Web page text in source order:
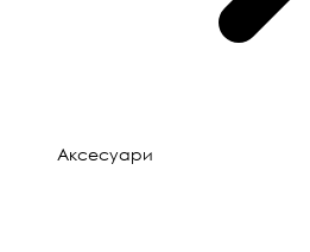
Аксесуари